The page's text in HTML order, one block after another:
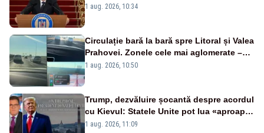
politic, România funcționează”
1 aug. 2026, 10:34
Circulație bară la bară spre Litoral și Valea
Prahovei. Zonele cele mai aglomerate –
INFOTRAFIC
1 aug. 2026, 10:50
Trump, dezvăluire șocantă despre acordul
cu Kievul: Statele Unite pot lua «aproape
tot ce vor» din minele Ucrainei”
1 aug. 2026, 11:09